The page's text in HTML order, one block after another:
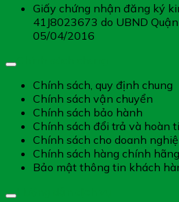
Giấy chứng nhận đăng ký
41J8023673 do UBND
05/04/2016
Chính sách, quy định chung
Chính sách vận chuyển
Chính sách bảo hành
Chính sách đổi trả và hoàn
Chính sách cho doanh
Chính sách hàng chính hãng
Bảo mật thông tin khách